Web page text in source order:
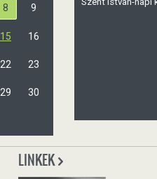
8 9
15 16
22 23
29 30
LINKEK